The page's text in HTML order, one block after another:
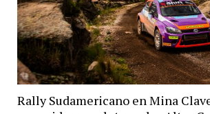
Rally Sudamericano en Mina